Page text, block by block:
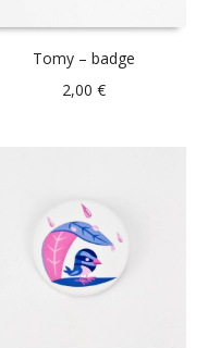
Tomy – badge
2,00€